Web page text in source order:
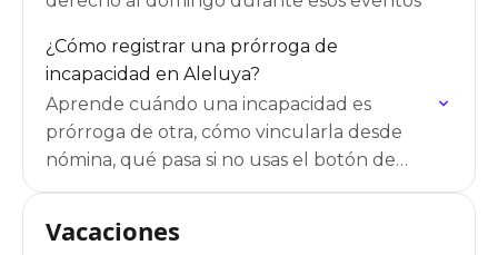
¿Cómo registrar una prórroga de
incapacidad en Aleluya?
Aprende cuándo una incapacidad es
prórroga de otra, cómo vincularla desde
nómina, qué pasa si no usas el botón de
prórroga y qué cambia en el pago y en los…
Vacaciones